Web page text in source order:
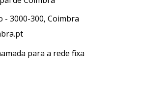
- 3000-300, Coimbra
para a rede fixa